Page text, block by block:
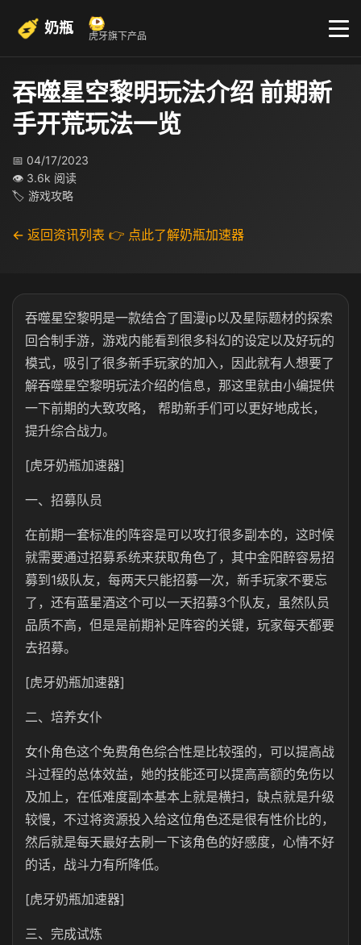
奶瓶 虎牙旗下产品
吞噬星空黎明玩法介绍 前期新
手开荒玩法一览
📅 04/17/2023
👁 3.6k 阅读
🏷 游戏攻略
← 返回资讯列表 👉 点此了解奶瓶加速器
吞噬星空黎明是一款结合了国漫ip以及星际题材的探索
回合制手游，游戏内能看到很多科幻的设定以及好玩的
模式，吸引了很多新手玩家的加入，因此就有人想要了
解吞噬星空黎明玩法介绍的信息，那这里就由小编提供
一下前期的大致攻略， 帮助新手们可以更好地成长，
提升综合战力。
[虎牙奶瓶加速器]
一、招募队员
在前期一套标准的阵容是可以攻打很多副本的，这时候
就需要通过招募系统来获取角色了，其中金阳醉容易招
募到1级队友，每两天只能招募一次，新手玩家不要忘
了，还有蓝星酒这个可以一天招募3个队友，虽然队员
品质不高，但是是前期补足阵容的关键，玩家每天都要
去招募。
[虎牙奶瓶加速器]
二、培养女仆
女仆角色这个免费角色综合性是比较强的，可以提高战
斗过程的总体效益，她的技能还可以提高高额的免伤以
及加上，在低难度副本基本上就是横扫，缺点就是升级
较慢，不过将资源投入给这位角色还是很有性价比的，
然后就是每天最好去刷一下该角色的好感度，心情不好
的话，战斗力有所降低。
[虎牙奶瓶加速器]
三、完成试炼